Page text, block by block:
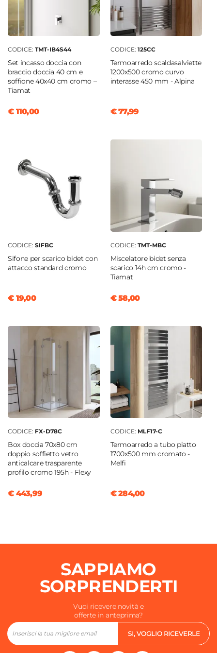
Incluso
Filolucido
Dimensione Specchio
70 x 100 cm
Orientamento
CODICE: TMT-IB4S44
Set incasso doccia con
braccio doccia 40 cm e
soffione 40x40 cm cromo –
Tiamat
€ 110,00
CODICE: 125CC
Termoarredo scaldasalviette
1200x500 cromo curvo
interasse 450 mm - Alpina
€ 77,99
CODICE: SIFBC
Sifone per scarico bidet con
attacco standard cromo
€ 19,00
CODICE: TMT-MBC
Miscelatore bidet senza
scarico 14h cm cromo -
Tiamat
€ 58,00
CODICE: FX-D78C
Box doccia 70x80 cm
doppio soffietto vetro
anticalcare trasparente
profilo cromo 195h - Flexy
€ 443,99
CODICE: MLF17-C
Termoarredo a tubo piatto
1700x500 mm cromato -
Melfi
€ 284,00
SAPPIAMO
SORPRENDERTI
Vuoi ricevere novità e
offerte in anteprima?
SI, VOGLIO RICEVERLE